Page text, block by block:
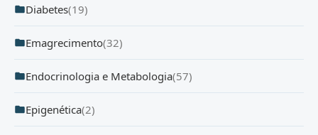
Diabetes(19)
Emagrecimento(32)
Endocrinologia e Metabologia(57)
Epigenética(2)